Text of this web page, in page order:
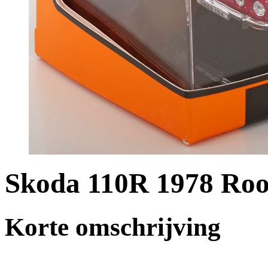
Skoda 110R 1978
Korte omschrijving